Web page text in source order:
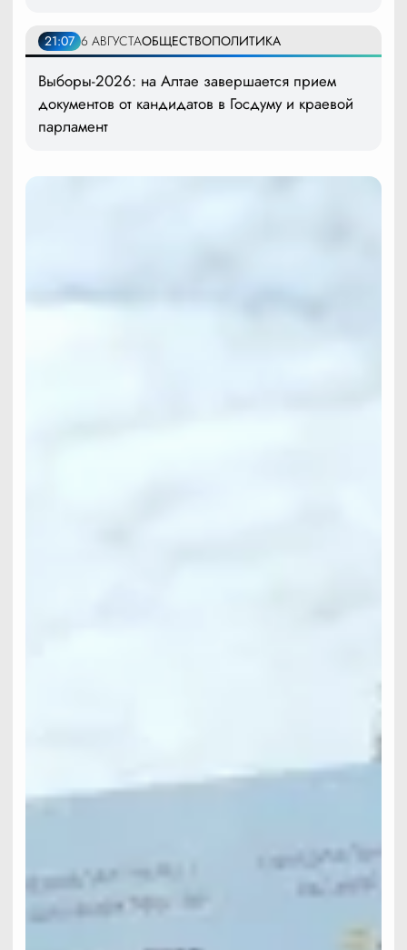
21:07 6 АВГУСТАОБЩЕСТВОПОЛИТИКА
Выборы-2026: на Алтае завершается прием
документов от кандидатов в Госдуму и краевой
парламент